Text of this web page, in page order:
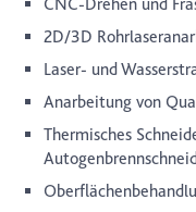
CNC-Drehen und
2D/3D
Laser- und
Anarbeitung von
Thermisches